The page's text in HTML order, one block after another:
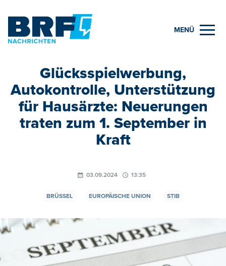
MENÜ
Glücksspielwerbung,
Autokontrolle, Unterstützung
für Hausärzte: Neuerungen
traten zum 1. September in
Kraft
03.09.2024 13:35
BRÜSSEL EUROPÄISCHE UNION STIB